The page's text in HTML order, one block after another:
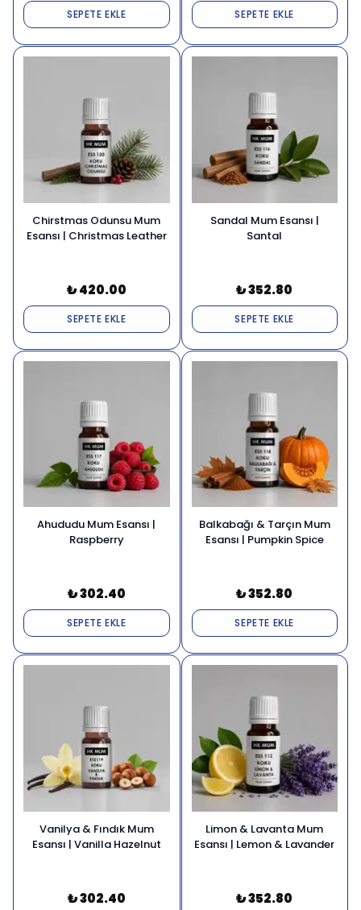
SEPETE EKLE SEPETE EKLE
Chirstmas Odunsu Mum
Esansı | Christmas Leather
₺ 420.00
SEPETE EKLE
Sandal Mum Esansı |
Santal
₺ 352.80
SEPETE EKLE
Ahududu Mum Esansı |
Raspberry
₺ 302.40
SEPETE EKLE
Balkabağı & Tarçın Mum
Esansı | Pumpkin Spice
₺ 352.80
SEPETE EKLE
Vanilya & Fındık Mum
Esansı | Vanilla Hazelnut
₺ 302.40
Limon & Lavanta Mum
Esansı | Lemon & Lavander
₺ 352.80